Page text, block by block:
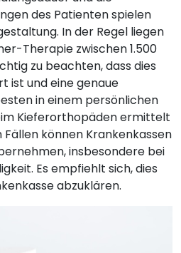
des Patienten spielen
In der Regel liegen
Therapie zwischen 1.500
zu beachten, dass dies
ist und eine genaue
in einem persönlichen
Kieferorthopäden ermittelt
können Krankenkassen
insbesondere bei
Es empfiehlt sich, dies
abzuklären.